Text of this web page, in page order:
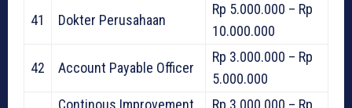
41 Dokter Perusahaan
Rp 5.000.000 – Rp
10.000.000
42 Account Payable Officer
Rp 3.000.000 – Rp
5.000.000